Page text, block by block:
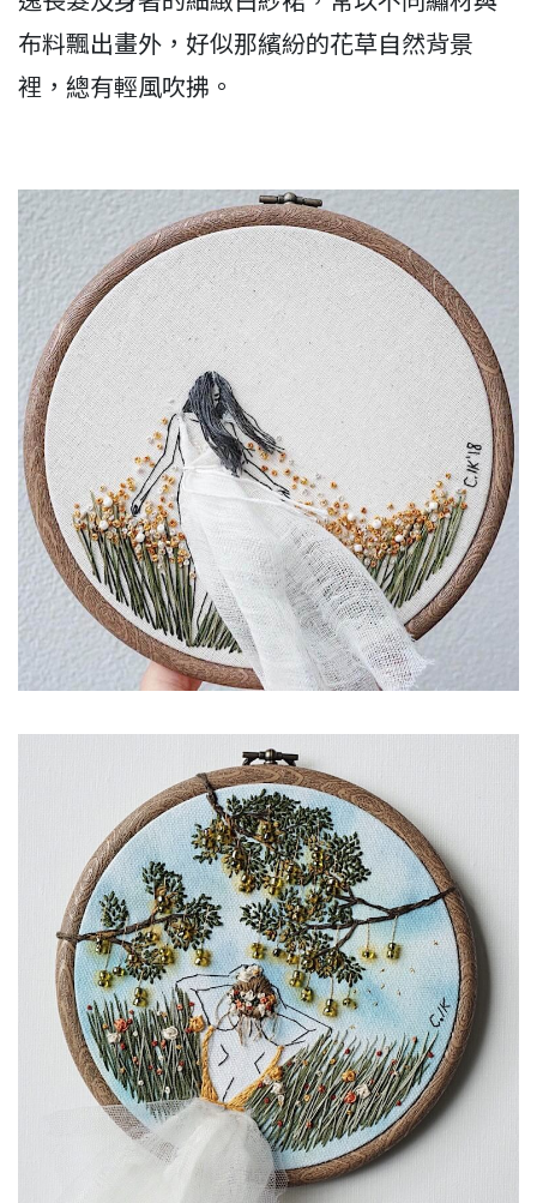
布料飄出畫外，好似那繽紛的花草自然背景
裡，總有輕風吹拂。